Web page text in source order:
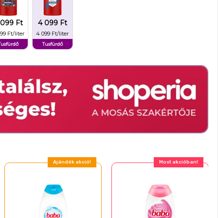
Ft
Ft/liter
4 099 Ft
4 099 Ft/liter
Tusfürdő
Ajándék akció! Most akcióban!